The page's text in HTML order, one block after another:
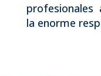
profesionales
la enorme